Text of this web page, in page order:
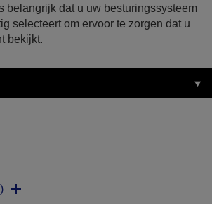
belangrijk dat u uw besturingssysteem
selecteert om ervoor te zorgen dat u
bekijkt.